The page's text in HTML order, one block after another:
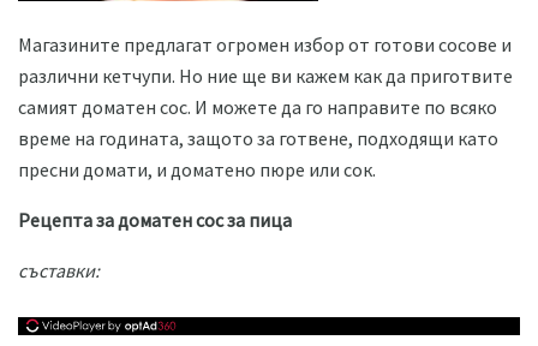
Магазините предлагат огромен избор от готови сосове и
различни кетчупи. Но ние ще ви кажем как да приготвите
самият доматен сос. И можете да го направите по всяко
време на годината, защото за готвене, подходящи като
пресни домати, и доматено пюре или сок.
Рецепта за доматен сос за пица
съставки: